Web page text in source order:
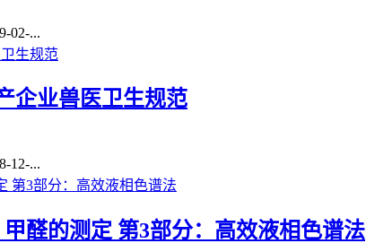
02-...
企业兽医卫生规范
12-...
甲醛的测定 第3部分：高效液相色谱法